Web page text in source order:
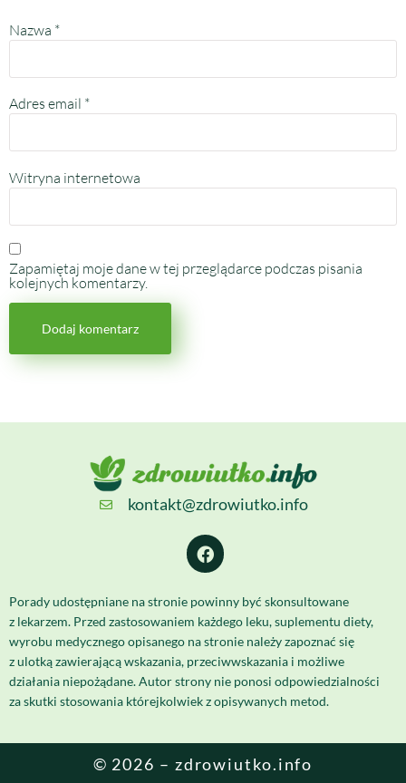
Nazwa *
Adres email *
Witryna internetowa
Zapamiętaj moje dane w tej przeglądarce podczas pisania
kolejnych komentarzy.
kontakt@zdrowiutko.info
Porady udostępniane na stronie powinny być skonsultowane
z lekarzem. Przed zastosowaniem każdego leku, suplementu diety,
wyrobu medycznego opisanego na stronie należy zapoznać się
z ulotką zawierającą wskazania, przeciwwskazania i możliwe
działania niepożądane. Autor strony nie ponosi odpowiedzialności
za skutki stosowania którejkolwiek z opisywanych metod.
© 2026 – zdrowiutko.info